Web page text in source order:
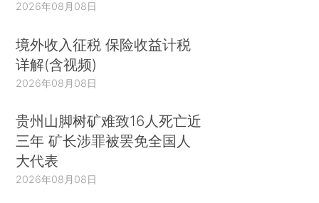
2026年08月08日
境外收入征税 保险收益计税
详解(含视频)
2026年08月08日
贵州山脚树矿难致16人死亡近
三年 矿长涉罪被罢免全国人
大代表
2026年08月08日